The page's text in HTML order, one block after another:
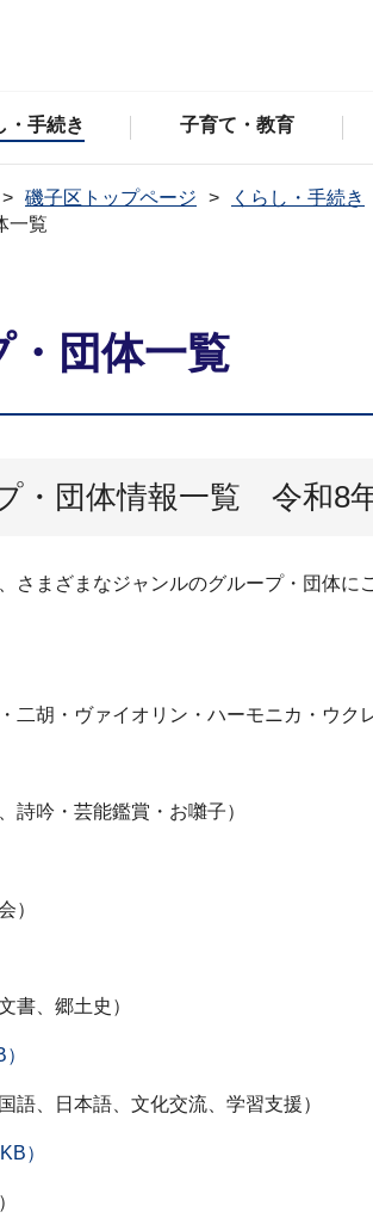
・手続き 子育て・教育
磯子区トップページ くらし・手続き
一覧
・団体一覧
・団体情報一覧 令和8
さまざまなジャンルのグループ・団体に
二胡・ヴァイオリン・ハーモニカ・ウ
詩吟・芸能鑑賞・お囃子）
）
書、郷土史）
語、日本語、文化交流、学習支援）
）